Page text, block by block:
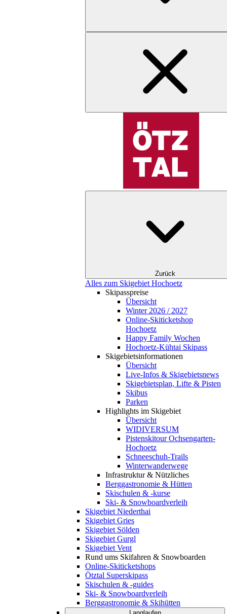
Zurück
Alles zum Skigebiet Hochoetz
Skipasspreise
Übersicht
Winter 2026 / 2027
Online-Skiticketshop
Hochoetz
Happy Family Wochen
Hochoetz-Kühtai Skipass
Skigebietsinformationen
Übersicht
Live-Infos & Skigebietsnews
Skigebietsplan, Lifte & Pisten
Skibus
Parken
Highlights im Skigebiet
Übersicht
WIDIVERSUM
Pistenskitour Ochsengarten-
Hochoetz
Schneeschuh-Trails
Winterwanderwege
Infrastruktur & Nützliches
Berggastronomie & Hütten
Skischulen & -kurse
Ski- & Snowboardverleih
Skigebiet Niederthai
Skigebiet Gries
Skigebiet Sölden
Skigebiet Gurgl
Skigebiet Vent
Rund ums Skifahren & Snowboarden
Online-Skiticketshops
Ötztal Superskipass
Skischulen & -guides
Ski- & Snowboardverleih
Berggastronomie & Skihütten